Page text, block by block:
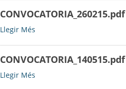
CONVOCATORIA_260215.pdf
CONVOCATORIA_260215.pdf
Llegir Més
CONVOCATORIA_140515.pdf
CONVOCATORIA_140515.pdf
Llegir Més